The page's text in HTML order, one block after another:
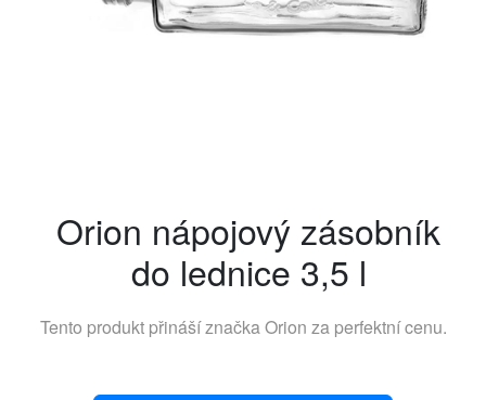
Orion nápojový zásobník
do lednice 3,5 l
Tento produkt přináší značkaOrion za perfektní cenu.